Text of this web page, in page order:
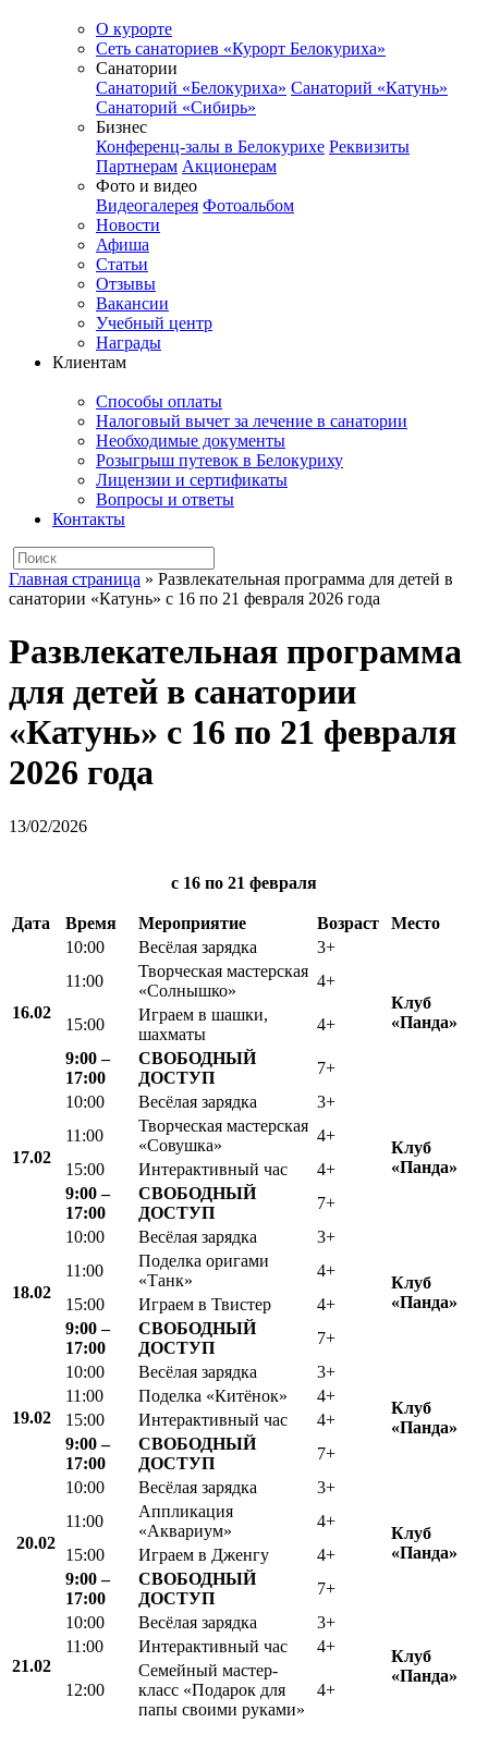
О курорте
Сеть санаториев «Курорт Белокуриха»
Санатории
Санаторий «Белокуриха» Санаторий «Катунь»
Санаторий «Сибирь»
Бизнес
Конференц-залы в Белокурихе Реквизиты
Партнерам Акционерам
Фото и видео
Видеогалерея Фотоальбом
Новости
Афиша
Статьи
Отзывы
Вакансии
Учебный центр
Награды
Клиентам
Способы оплаты
Налоговый вычет за лечение в санатории
Необходимые документы
Розыгрыш путевок в Белокуриху
Лицензии и сертификаты
Вопросы и ответы
Контакты
Главная страница » Развлекательная программа для детей в
санатории «Катунь» с 16 по 21 февраля 2026 года
Развлекательная программа
для детей в санатории
«Катунь» с 16 по 21 февраля
2026 года
13/02/2026
с 16 по 21 февраля
Дата Время Мероприятие Возраст Место
16.02
10:00 Весёлая зарядка 3+
Клуб
«Панда»
11:00
Творческая мастерская
«Солнышко»
4+
15:00
Играем в шашки,
шахматы
4+
9:00 –
17:00
СВОБОДНЫЙ
ДОСТУП
7+
17.02
10:00 Весёлая зарядка 3+
Клуб
«Панда»
11:00
Творческая мастерская
«Совушка»
4+
15:00
Интерактивный час
4+
9:00 –
17:00
СВОБОДНЫЙ
ДОСТУП
7+
18.02
10:00 Весёлая зарядка 3+
Клуб
«Панда»
11:00
Поделка оригами
«Танк»
4+
15:00
Играем в Твистер
4+
9:00 –
17:00
СВОБОДНЫЙ
ДОСТУП
7+
19.02
10:00 Весёлая зарядка
3+
Клуб
«Панда»
11:00 Поделка «Китёнок»
4+
15:00
Интерактивный час
4+
9:00 –
17:00
СВОБОДНЫЙ
ДОСТУП
7+
20.02
10:00 Весёлая зарядка 3+
Клуб
«Панда»
11:00
Аппликация
«Аквариум»
4+
15:00
Играем в Дженгу
4+
9:00 –
17:00
СВОБОДНЫЙ
ДОСТУП
7+
21.02
10:00 Весёлая зарядка
3+
Клуб
«Панда»
11:00 Интерактивный час 4+
12:00
Семейный мастер-
класс «Подарок для
папы своими руками»
4+